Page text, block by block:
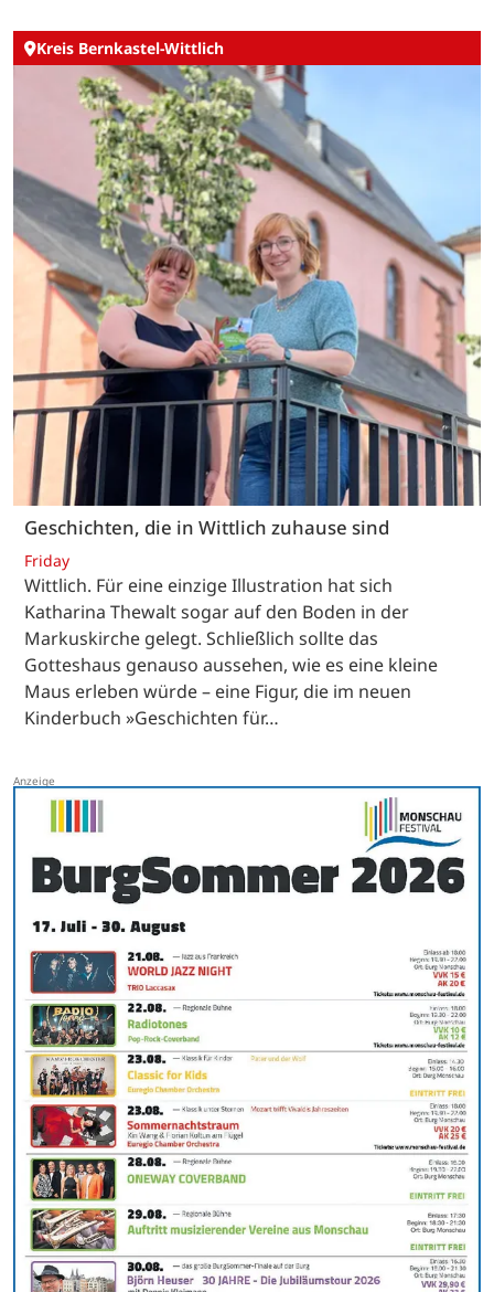
Kreis Bernkastel-Wittlich
Geschichten, die in Wittlich zuhause sind
Friday
Wittlich. Für eine einzige Illustration hat sich
Katharina Thewalt sogar auf den Boden in der
Markuskirche gelegt. Schließlich sollte das
Gotteshaus genauso aussehen, wie es eine kleine
Maus erleben würde – eine Figur, die im neuen
Kinderbuch »Geschichten für…